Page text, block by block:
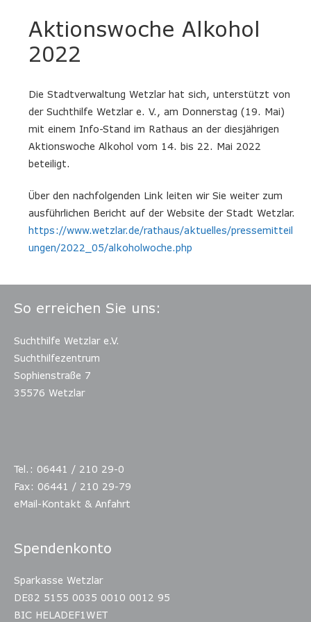
Aktionswoche Alkohol
2022
Die Stadtverwaltung Wetzlar hat sich, unterstützt von
der Suchthilfe Wetzlar e. V., am Donnerstag (19. Mai)
mit einem Info-Stand im Rathaus an der diesjährigen
Aktionswoche Alkohol vom 14. bis 22. Mai 2022
beteiligt.
Über den nachfolgenden Link leiten wir Sie weiter zum
ausführlichen Bericht auf der Website der Stadt Wetzlar.
https://www.wetzlar.de/rathaus/aktuelles/pressemitteil
ungen/2022_05/alkoholwoche.php
So erreichen Sie uns:
Suchthilfe Wetzlar e.V.
Suchthilfezentrum
Sophienstraße 7
35576 Wetzlar
Tel.: 06441 / 210 29-0
Fax: 06441 / 210 29-79
eMail-Kontakt & Anfahrt
Spendenkonto
Sparkasse Wetzlar
DE82 5155 0035 0010 0012 95
BIC HELADEF1WET